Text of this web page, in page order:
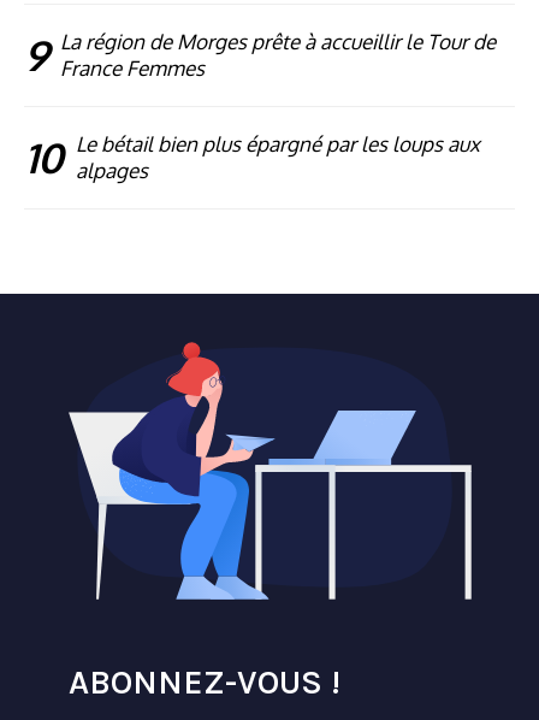
9 La région de Morges prête à accueillir le Tour de
France Femmes
10 Le bétail bien plus épargné par les loups aux
alpages
ABONNEZ-VOUS !